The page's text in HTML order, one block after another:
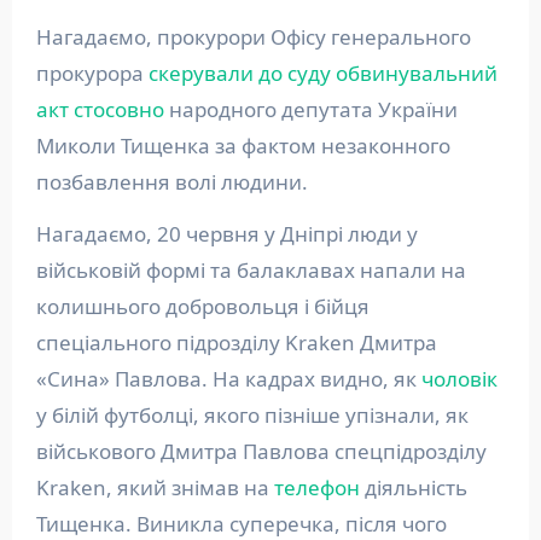
Нагадаємо, прокурори Офісу генерального
прокурора скерували до суду обвинувальний
акт стосовнонародного депутата України
Миколи Тищенка за фактом незаконного
позбавлення волі людини.
Нагадаємо, 20 червня у Дніпрі люди у
військовій формі та балаклавах напали на
колишнього добровольця і бійця
спеціального підрозділу Kraken Дмитра
«Сина» Павлова. На кадрах видно, як чоловік
у білій футболці, якого пізніше упізнали, як
військового Дмитра Павлова спецпідрозділу
Kraken, який знімав на телефон діяльність
Тищенка. Виникла суперечка, після чого